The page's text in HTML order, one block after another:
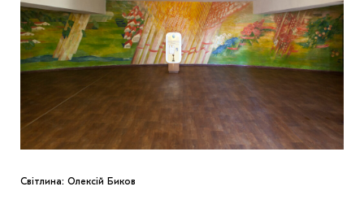
Світлина: Олексій Биков